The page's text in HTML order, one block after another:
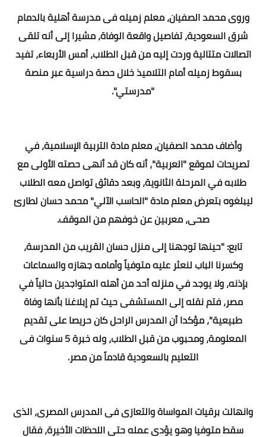
وروى محمد الصفيان، معلم زميله فى مدرسة أهلية بالدمام
شرق السعودية، تفاصيل واقعة الوفاة، مشيرا إلى أنه تلقى
اتصالات متتالية وردت إليه من قبل الطلاب، أمس الأربعاء، تفيد
بسقوط زميله أمام التلاميذ خلال حصة دراسية عبر منصة
"مدرستي".
وأضاف محمد الصفيان، معلم مادة التربية الإسلامية، في
تصريحات لموقع "العربية"، أنه كان قد أنهى حصته الأولى مع
طلابه في المرحلة الثانوية، وبعد دقائق تواصل معه الطلاب
ليبلغوه بتعرض معلم مادة "الحاسب الآلي" محمد حسان لطارئ
صحى، معربين عن خوفهم من الموقف.
تابع: "حينها توجهنا إلى منزل حسان القريب من المدرسة،
وكسرنا الباب لنعثر عليه متوفياً وأمامه جهازه والسماعات
بإذنه، ولا يوجد في منزله أحد من أهله المتواجدين حالياً في
مصر، فتم نقله إلى المستشفى حيث تم إبلاغنا بأنها وفاة
طبيعية"، مؤكدا أن المدرس الراحل كان حريصا على تقديم
المعلومة، ومحبوب من قبل الطلاب، وله خبرة 5 سنوات فى
التعليم بالسعودية قادماً من مصر.
وانهالت برقيات المواساة والتعازى فى المدرس المصرى، الذى
سقط متوفيا وهو يؤدى عمله حتى اللحظات الأخيرة، فقال